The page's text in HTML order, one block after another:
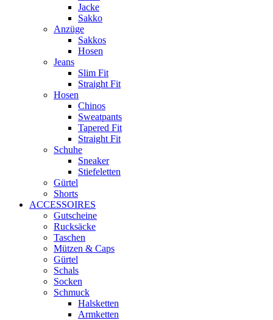
Jacke
Sakko
Anzüge
Sakkos
Hosen
Jeans
Slim Fit
Straight Fit
Hosen
Chinos
Sweatpants
Tapered Fit
Straight Fit
Schuhe
Sneaker
Stiefeletten
Gürtel
Shorts
ACCESSOIRES
Gutscheine
Rucksäcke
Taschen
Mützen & Caps
Gürtel
Schals
Socken
Schmuck
Halsketten
Armketten